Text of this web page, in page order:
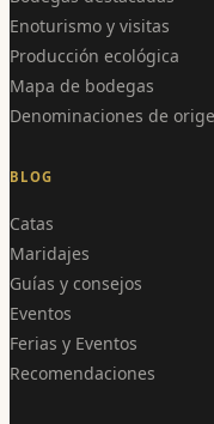
Enoturismo y visitas
Producción ecológica
Mapa de bodegas
Denominaciones de
BLOG
Catas
Maridajes
Guías y consejos
Eventos
Ferias y Eventos
Recomendaciones